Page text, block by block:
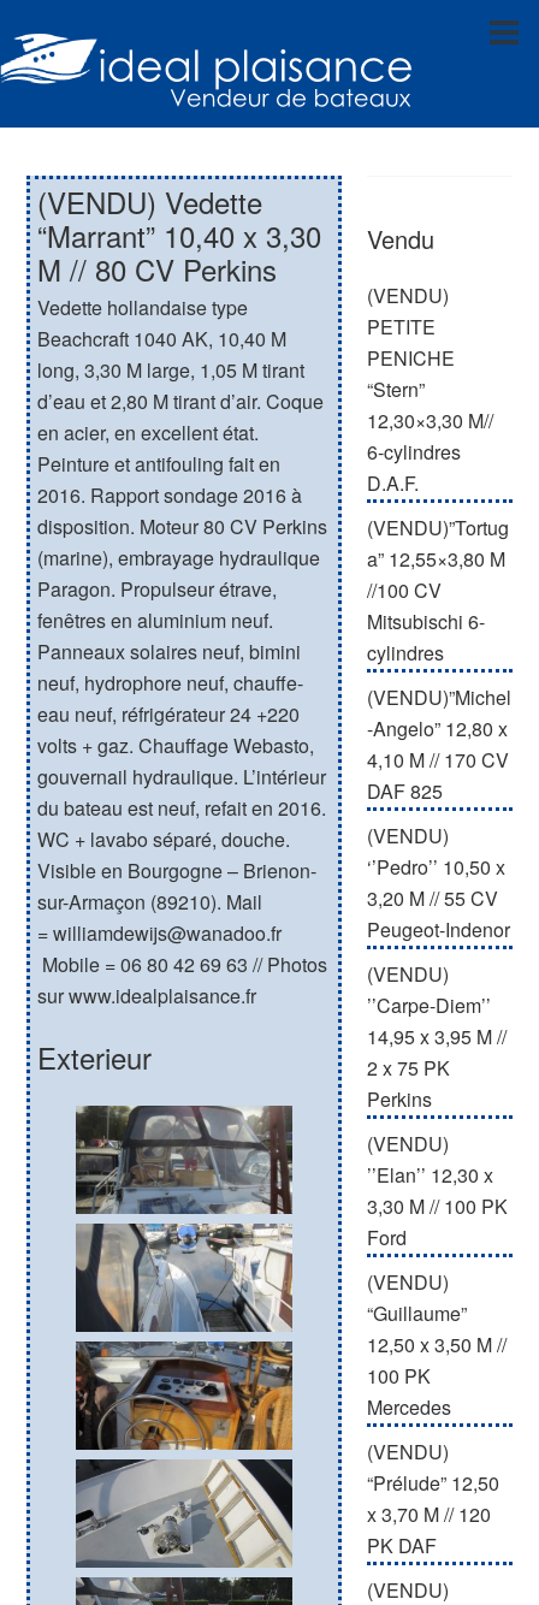
(VENDU) Vedette
“Marrant” 10,40 x 3,30
M // 80 CV Perkins
Vedette hollandaise type
Beachcraft 1040 AK, 10,40 M
long, 3,30 M large, 1,05 M tirant
d’eau et 2,80 M tirant d’air. Coque
en acier, en excellent état.
Peinture et antifouling fait en
2016. Rapport sondage 2016 à
disposition. Moteur 80 CV Perkins
(marine), embrayage hydraulique
Paragon. Propulseur étrave,
fenêtres en aluminium neuf.
Panneaux solaires neuf, bimini
neuf, hydrophore neuf, chauffe-
eau neuf, réfrigérateur 24 +220
volts + gaz. Chauffage Webasto,
gouvernail hydraulique. L’intérieur
du bateau est neuf, refait en 2016.
WC + lavabo séparé, douche.
Visible en Bourgogne – Brienon-
sur-Armaçon (89210). Mail
= williamdewijs@wanadoo.fr
Mobile = 06 80 42 69 63 // Photos
sur www.idealplaisance.fr
Exterieur
Vendu
(VENDU)
PETITE
PENICHE
“Stern”
12,30×3,30 M//
6-cylindres
D.A.F.
(VENDU)”Tortug
a” 12,55×3,80 M
//100 CV
Mitsubischi 6-
cylindres
(VENDU)”Michel
-Angelo” 12,80 x
4,10 M // 170 CV
DAF 825
(VENDU)
‘’Pedro’’ 10,50 x
3,20 M // 55 CV
Peugeot-Indenor
(VENDU)
’’Carpe-Diem’’
14,95 x 3,95 M //
2 x 75 PK
Perkins
(VENDU)
’’Elan’’ 12,30 x
3,30 M // 100 PK
Ford
(VENDU)
“Guillaume”
12,50 x 3,50 M //
100 PK
Mercedes
(VENDU)
“Prélude” 12,50
x 3,70 M // 120
PK DAF
(VENDU)